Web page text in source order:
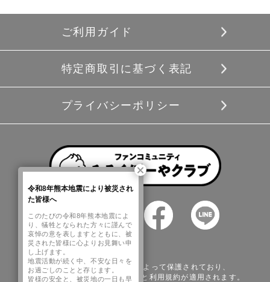
ご利用ガイド
特定商取引に基づく表記
プライバシーポリシー
このサイトはreCAPTCHAによって保護されており、
Googleのプライバシーポリシー と 利用規約が適用されます。
令和8年熊本地震により被災され
た皆様へ
このたびの令和8年熊本地震によ
り、犠牲となられた方々に謹んで
哀悼の意を表しますとともに、被
災された皆様に心よりお見舞い申
し上げます。
地震活動が続く中、不安な日々を
お過ごしのことと存じます。
皆様の安全と、被災地の一日も早